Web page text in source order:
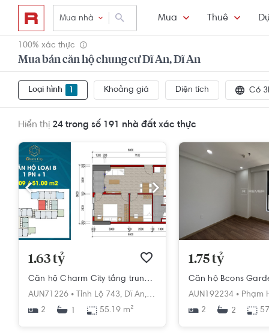
Mua nhà Mua Thuê
100% xác thực
Mua bán căn hộ chung cư Dĩ An, Dĩ An
Loại hình Khoảng giá Diện tích Có
Hiển thị 24 trong số 191 nhà đất xác thực
1.63 tỷ
Căn hộ Charm City tầng trung, ban công hướng Nam.
AUN71226 • Tỉnh Lộ 743, Dĩ An, Dĩ An,
Bình Dương
2
55.19 m²
1.75 tỷ
AUN192234 • Phạm
2
2